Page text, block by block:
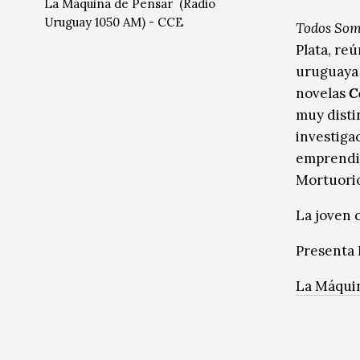
MúsicaMúsica
Todos
Plata,
uruguaya
novelas
muy
La joven
Presenta
La
La Máquina de Pensar (Radio
Uruguay 1050 AM) - CCE